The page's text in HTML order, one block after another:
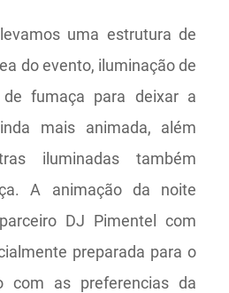
uma estrutura de
do evento, iluminação de
fumaça para deixar a
mais animada, além
iluminadas também
A animação da noite
DJ Pimentel com
preparada para o
com as preferencias da